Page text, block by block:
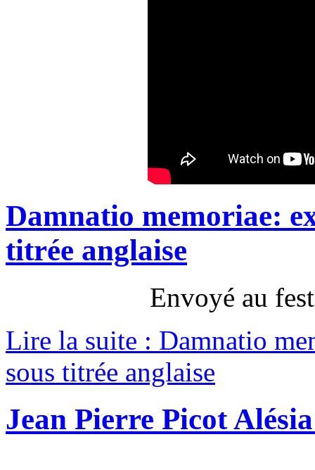
Damnatio memoriae:
titrée anglaise
Envoyé au
Lire la suite : Damnatio
sous titrée anglaise
Jean Pierre Picot